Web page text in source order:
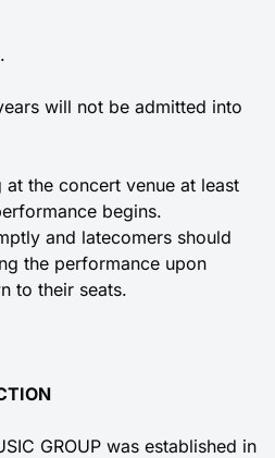
will not be admitted into
the concert venue at least
begins.
and latecomers should
the performance upon
to their seats.
GROUP was established in